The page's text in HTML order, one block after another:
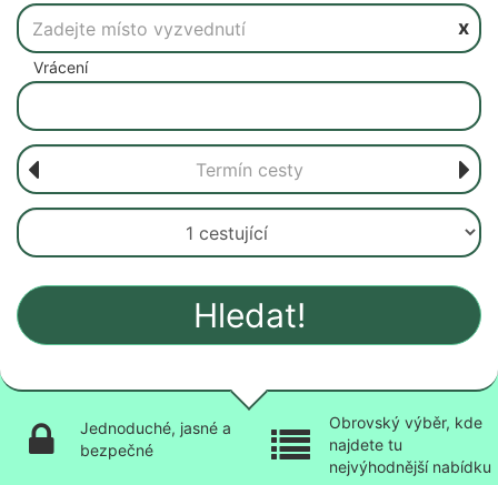
x
Vrácení
Hledat!
Jednoduché, jasné a
bezpečné
Obrovský výběr, kde
najdete tu
nejvýhodnější nabídku